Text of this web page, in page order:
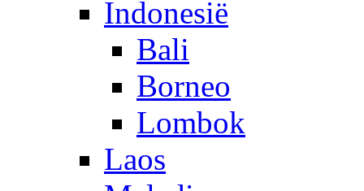
Indonesië
Bali
Borneo
Lombok
Laos